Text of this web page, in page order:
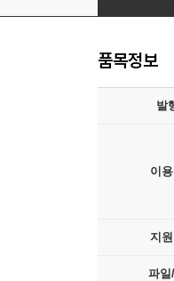
품목정보
발
이
지
파일